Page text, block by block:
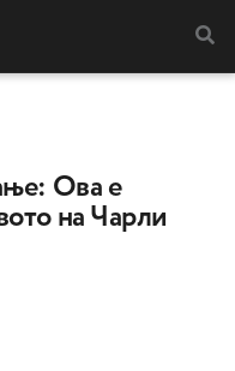
Ова е
на Чарли